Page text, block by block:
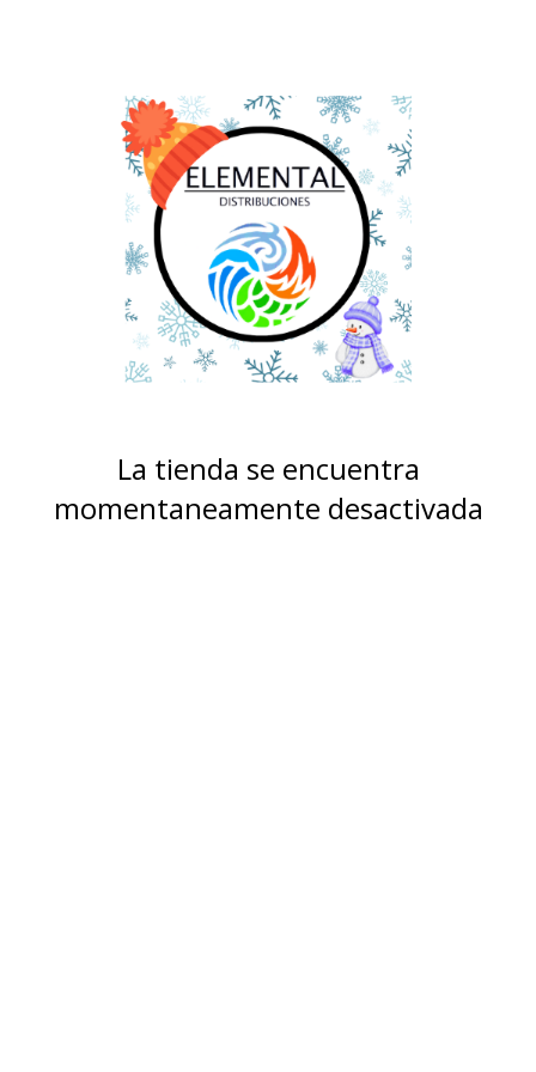
La tienda se encuentra
momentaneamente desactivada